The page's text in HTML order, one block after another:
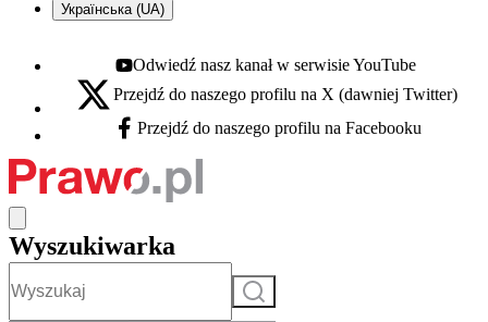
Українська (UA)
Youtube - otwiera się w nowej karcie
Odwiedź nasz kanał w serwisie YouTube
X - otwiera się w nowej karcie
Przejdź do naszego profilu na X (dawniej Twitter)
Facebook - otwiera się w nowej karcie
Przejdź do naszego profilu na Facebooku
Wyszukiwarka
Szukaj